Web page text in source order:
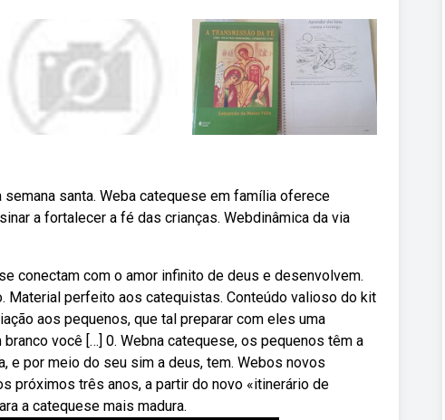
santa. Weba catequese em família oferece
a fortalecer a fé das crianças. Webdinâmica da via
conectam com o amor infinito de deus e desenvolvem.
perfeito aos catequistas. Conteúdo valioso do kit
aos pequenos, que tal preparar com eles uma
você […] 0. Webna catequese, os pequenos têm a
e por meio do seu sim a deus, tem. Webos novos
próximos três anos, a partir do novo «itinerário de
a catequese mais madura.